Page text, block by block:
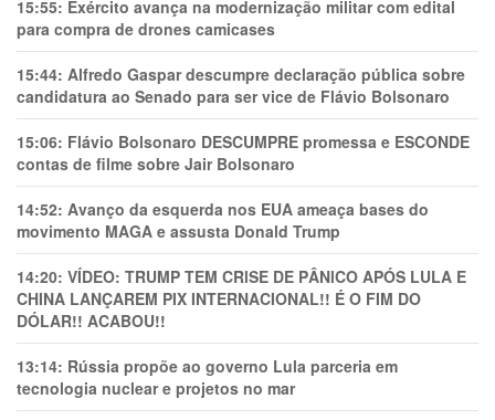
15:55: Exército avança na modernização militar com edital
para compra de drones camicases
15:44: Alfredo Gaspar descumpre declaração pública sobre
candidatura ao Senado para ser vice de Flávio Bolsonaro
15:06: Flávio Bolsonaro DESCUMPRE promessa e ESCONDE
contas de filme sobre Jair Bolsonaro
14:52: Avanço da esquerda nos EUA ameaça bases do
movimento MAGA e assusta Donald Trump
14:20: VÍDEO: TRUMP TEM CRlSE DE PÂNlCO APÓS LULA E
CHINA LANÇAREM PIX INTERNACIONAL!! É O FIM DO
DÓLAR!! ACABOU!!
13:14: Rússia propõe ao governo Lula parceria em
tecnologia nuclear e projetos no mar